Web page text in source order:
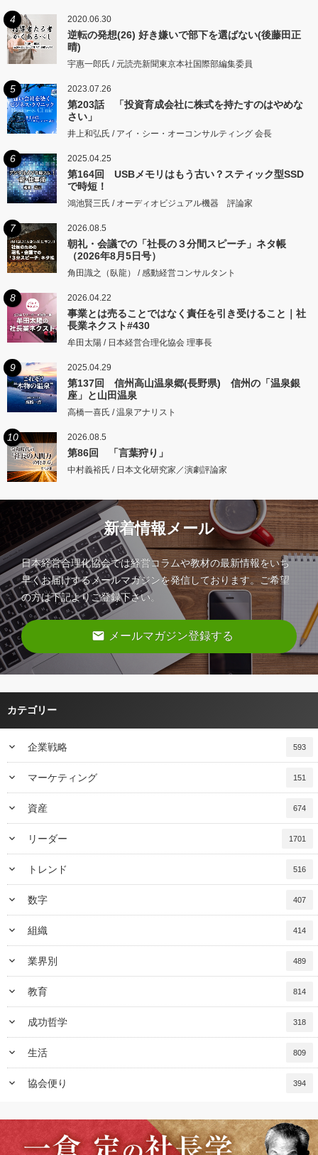
4 2020.06.30
逆転の発想(26) 好き嫌いで部下を選ばない(後藤田正
晴)
宇惠一郎氏 / 元読売新聞東京本社国際部編集委員
5 2023.07.26
第203話 「投資育成会社に株式を持たすのはやめな
さい」
井上和弘氏 / アイ・シー・オーコンサルティング 会長
6 2025.04.25
第164回 USBメモリはもう古い？スティック型SSD
で時短！
鴻池賢三氏 / オーディオビジュアル機器 評論家
7 2026.08.5
朝礼・会議での「社長の３分間スピーチ」ネタ帳
（2026年8月5日号）
角田識之（臥龍） / 感動経営コンサルタント
8 2026.04.22
事業とは売ることではなく責任を引き受けること｜社
長業ネクスト#430
牟田太陽 / 日本経営合理化協会 理事長
9 2025.04.29
第137回 信州高山温泉郷(長野県) 信州の「温泉銀
座」と山田温泉
高橋一喜氏 / 温泉アナリスト
10 2026.08.5
第86回 「言葉狩り」
中村義裕氏 / 日本文化研究家／演劇評論家
新着情報メール
日本経営合理化協会では経営コラムや教材の最新情報をいち
早くお届けするメールマガジンを発信しております。ご希望
の方は下記よりご登録下さい。
email メールマガジン登録する
カテゴリー
keyboard_arrow_down 企業戦略 593
keyboard_arrow_down マーケティング 151
keyboard_arrow_down 資産 674
keyboard_arrow_down リーダー 1701
keyboard_arrow_down トレンド 516
keyboard_arrow_down 数字 407
keyboard_arrow_down 組織 414
keyboard_arrow_down 業界別 489
keyboard_arrow_down 教育 814
keyboard_arrow_down 成功哲学 318
keyboard_arrow_down 生活 809
keyboard_arrow_down 協会便り 394